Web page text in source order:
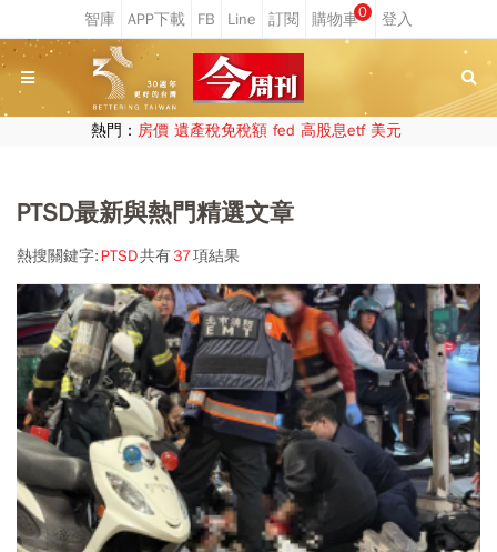
0
熱門： 房價 遺產稅免稅額 fed 高股息etf 美元
PTSD最新與熱門精選文章
熱搜關鍵字: PTSD共有37項結果